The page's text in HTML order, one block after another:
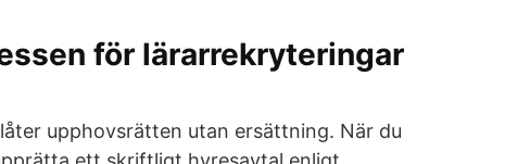
för lärarrekryteringar
upphovsrätten utan ersättning. När du